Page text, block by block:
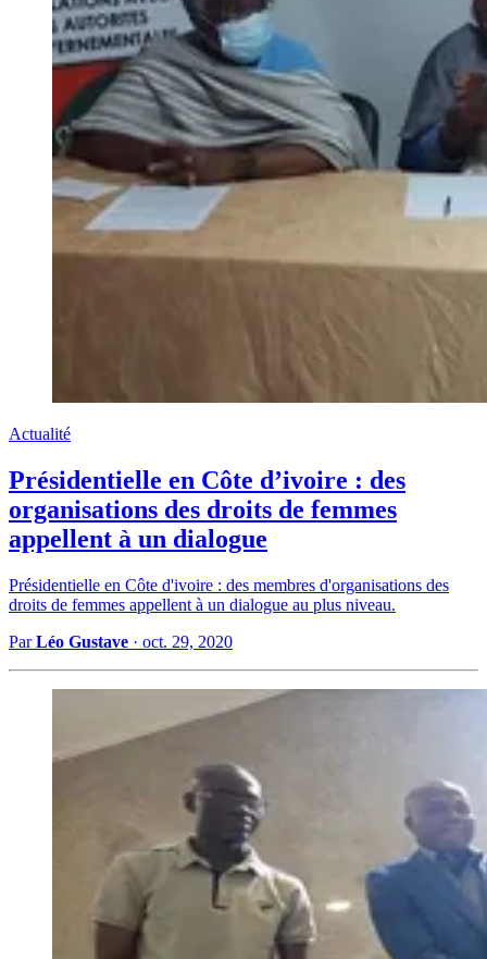
Actualité
Présidentielle en Côte d’ivoire : des
organisations des droits de femmes
appellent à un dialogue
Présidentielle en Côte d'ivoire : des membres d'organisations des
droits de femmes appellent à un dialogue au plus niveau.
ParLéo Gustave · oct. 29, 2020